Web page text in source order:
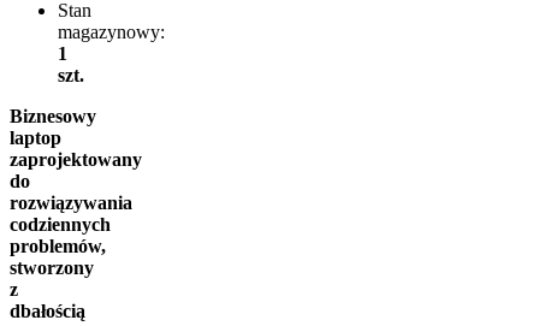
Stan
magazynowy:
1
szt.
Biznesowy
laptop
zaprojektowany
do
rozwiązywania
codziennych
problemów,
stworzony
z
dbałością